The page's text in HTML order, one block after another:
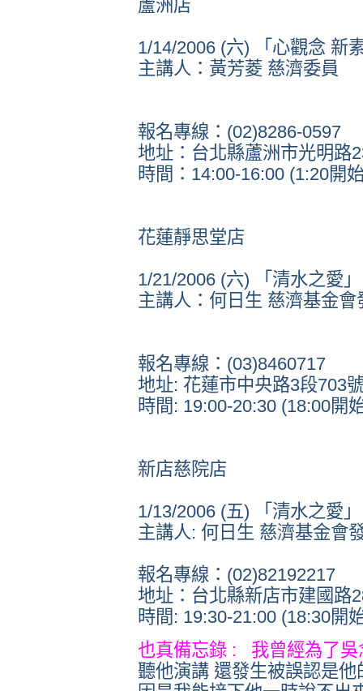
蘆洲店
1/14/2006 (六) 「心觀念 新
主講人：黃芳菱 慈濟委員
報名專線：(02)8286-0597
地址：台北縣蘆洲市光明路
時間：14:00-16:00 (1:20開
花蓮靜思堂店
1/21/2006 (六) 「清水之愛」
主講人：何日生 慈濟基金會
報名專線：(03)8460717
地址: 花蓮市中央路3段703
時間: 19:00-20:30 (18:00開
新店慈院店
1/13/2006 (五) 「清水之愛」
主講人: 何日生 慈濟基金會
報名專線：(02)82192217
地址：台北縣新店市建國路
時間: 19:30-21:00 (18:30開
也真備忘錄 : 我曾經為了吳
聽他演講 還發生被誤認是